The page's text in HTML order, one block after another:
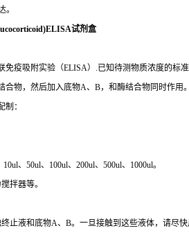
。
试剂盒
免疫吸附实验（ELISA）.已知待测物质浓度的标
合物，然后加入底物A、B，和酶结合物同时作
制：
、50ul、100ul、200ul、500ul、1000ul。
拌器等。
止液和底物A、B。一旦接触到这些液体，请尽